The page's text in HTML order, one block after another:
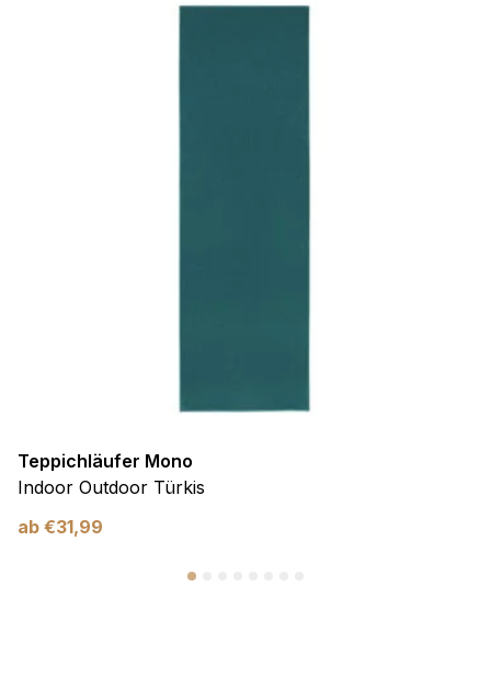
Teppichläufer Mono
Indoor Outdoor Türkis
ab €31,99